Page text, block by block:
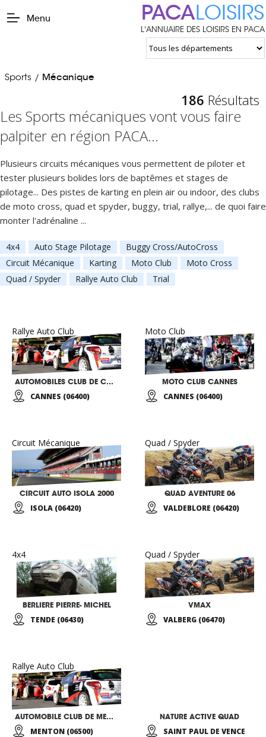
Menu PACALOISIRS
L'ANNUAIRE DES LOISIRS EN PACA
Sports / Mécanique
186 Résultats
Les Sports mécaniques vont vous faire
palpiter en région PACA...
Plusieurs circuits mécaniques vous permettent de piloter et
tester plusieurs bolides lors de baptêmes et stages de
pilotage... Des pistes de karting en plein air ou indoor, des clubs
de moto cross, quad et spyder, buggy, trial, rallye,... de quoi faire
monter l'adrénaline ...
4x4 Auto Stage Pilotage
Buggy Cross/AutoCross
Circuit Mécanique
Karting Moto Club
Moto Cross
Quad / Spyder
Rallye Auto Club Trial
Rallye Auto Club
AUTOMOBILES CLUB DE CANNES
CANNES (06400)
Moto Club
MOTO CLUB CANNES
CANNES (06400)
Circuit Mécanique
CIRCUIT AUTO ISOLA 2000
ISOLA (06420)
Quad / Spyder
QUAD AVENTURE 06
VALDEBLORE (06420)
4x4
BERLIERE PIERRE- MICHEL
TENDE (06430)
Quad / Spyder
VMAX
VALBERG (06470)
Rallye Auto Club
AUTOMOBILE CLUB DE MENTON
MENTON (06500)
NATURE ACTIVE QUAD
SAINT PAUL DE VENCE